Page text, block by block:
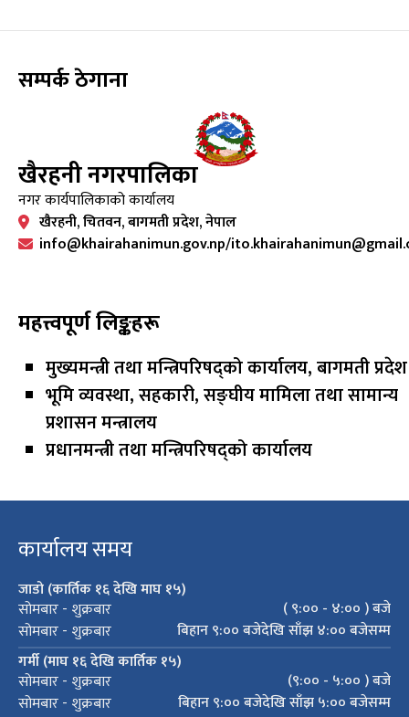
सम्पर्क ठेगाना
खैरहनी नगरपालिका
नगर कार्यपालिकाको कार्यालय
खैरहनी, चितवन, बागमती प्रदेश, नेपाल
info@khairahanimun.gov.np/
महत्त्वपूर्ण लिङ्कहरू
मुख्यमन्त्री तथा मन्त्रिपरिषद्को कार्यालय, बागमती प्रदेश
भूमि व्यवस्था, सहकारी, सङ्‍घीय मामिला तथा सामान्य
प्रशासन मन्त्रालय
प्रधानमन्त्री तथा मन्त्रिपरिषद्को कार्यालय
कार्यालय समय
जाडो (कार्तिक १६ देखि माघ १५)
सोमबार - शुक्रबार
( ९:०० - ४:०० ) बजे
सोमबार - शुक्रबार
बिहान ९:०० बजेदेखि साँझ ४:०० बजेसम्म
गर्मी (माघ १६ देखि कार्तिक १५)
सोमबार - शुक्रबार
(९:०० - ५:०० ) बजे
सोमबार - शुक्रबार
बिहान ९:०० बजेदेखि साँझ ५:०० बजेसम्म